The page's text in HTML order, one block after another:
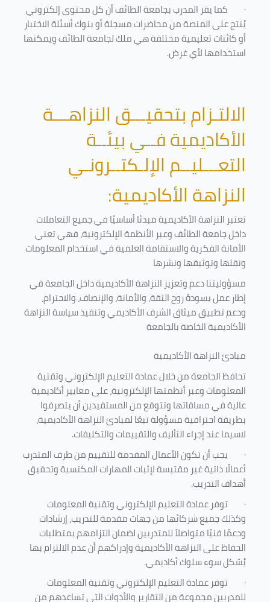
· كما يقر المدرب بجامعة الطائف أن كل محتوى إلكتروني
يُنتج على المنصة من محاضرات مسجلة أو بنوك أسئلة الاختبار
أو كائنات تعليمية مختلفة هي ملك لجامعة الطائف ويمكنها
استخدامها لأي غرض.
الالتـزام بتحقيـــق النزاهـــة
الأكاديمية فــي بيئــة
التعـــليــم الإلـكتــرونـي
النزاهة الأكاديمية:
تعتبر النزاهة الأكاديمية مبدئا أساسيًا في جميع التعاملات
داخل جامعة الطائف وعبر الأنظمة الإلكترونية، فهي تعني
الأمانة الفكرية والاستقامة العلمية في استخدام المعلومات
ونقلها وتوثيقها ونشرها
مسؤوليتنا دعم وتعزيز النزاهة الأكاديمية داخل الجامعة في
إطار عمل يسودهُ روح الثقة، والأمانة، والإنصاف، والاحترام،
ودعم تطبيق ميثاق الشرف الأكاديمي وتنفيذ سياسة النزاهة
الأكاديمية الخاصة بالجامعة
مبادئ النزاهة الأكاديمية
تحافظ الجامعة من خلال عمادة التعليم الإلكتروني وتقنية
المعلومات وعبر أنظمتها الإلكترونية، على معايير أكاديمية
عالية في مساقاتها وتتوقع من المستفيدين أن يتصرفوا
بطريقة احترافية مسؤولة تبعًا لمبادئ النزاهة الأكاديمية،
لاسيما عند إجراء التأليف والتقييمات والتكليفات.
· يجب أن تكون الأعمال المقدمة للتقييم من طرف المتدرب
أعمالًا ذاتية غير مقتبسة لإثبات المهارات المكتسبة وتحقيق
أهداف التدريب.
· توفر عمادة التعليم الإلكتروني وتقنية المعلومات
وكذلك جميع شركائها من جهات مقدمة للتدريب، إرشادات
ودعمًا فنيًا متواصلاً للمتدربين لضمان التزامهم بمتطلبات
الحفاظ على النزاهة الأكاديمية وإدراكهم أن عدم الالتزام بها
يُشكل سوء سلوك أكاديمي.
· توفر عمادة التعليم الإلكتروني وتقنية المعلومات
للمدربين مجموعة من التقارير والأدوات التي تساعدهم من